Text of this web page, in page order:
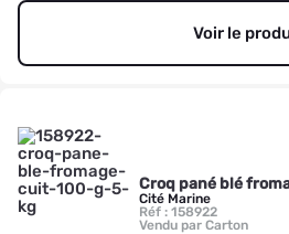
Voir le
Croq pané blé
Cité Marine
Réf : 158922
Vendu par Carton